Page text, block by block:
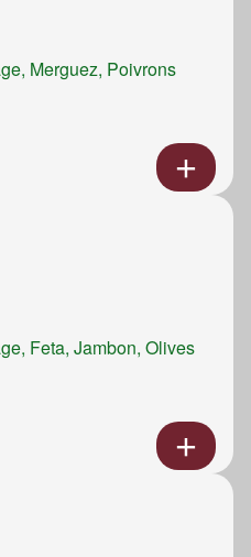
Merguez, Poivrons
Feta, Jambon, Olives